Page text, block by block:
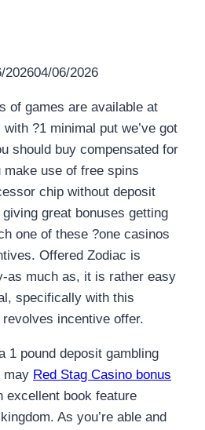
202604/06/2026
of games are available at
?1 minimal put we’ve got
should buy compensated for
use of free spins
chip without deposit
great bonuses getting
one of these ?one casinos
Offered Zodiac is
as much as, it is rather easy
specifically with this
incentive offer.
1 pound deposit gambling
may Red Stag Casino bonus
excellent book feature
As you’re able and